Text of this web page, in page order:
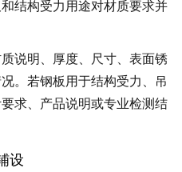
结构受力用途对材质要求并
说明、厚度、尺寸、表面锈
。若钢板用于结构受力、吊
求、产品说明或专业检测结
设